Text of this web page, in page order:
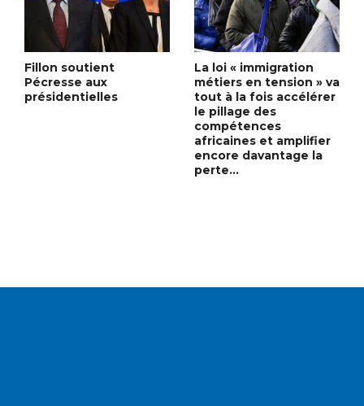
Fillon soutient
Pécresse aux
présidentielles
La loi « immigration
métiers en tension » va
tout à la fois accélérer
le pillage des
compétences
africaines et amplifier
encore davantage la
perte…